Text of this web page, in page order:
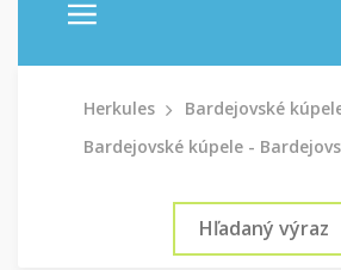
Herkules
Bardejovské
Bardejovské kúpele -